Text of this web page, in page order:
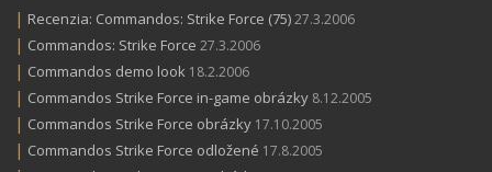
| Recenzia: Commandos: Strike Force (75)27.3.2006
| Commandos: Strike Force 27.3.2006
| Commandos demo look 18.2.2006
| Commandos Strike Force in-game obrázky 8.12.2005
| Commandos Strike Force obrázky 17.10.2005
| Commandos Strike Force odložené 17.8.2005